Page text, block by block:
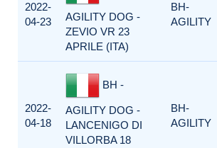
2022-
04-23
AGILITY DOG -
ZEVIO VR 23
APRILE (ITA)
BH-
AGILITY
2022-
04-18
BH -
AGILITY DOG -
LANCENIGO DI
VILLORBA 18
BH-
AGILITY